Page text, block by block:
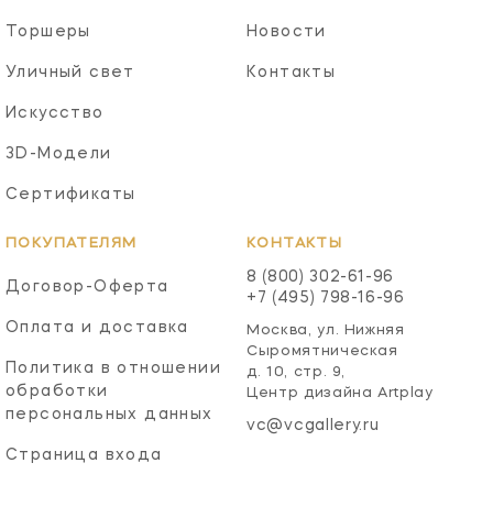
Торшеры
Уличный свет
Искусство
3D-Модели
Сертификаты
Новости
Контакты
ПОКУПАТЕЛЯМ
Договор-Оферта
Оплата и доставка
Политика в отношении
обработки
персональных данных
Страница входа
КОНТАКТЫ
8 (800) 302-61-96
+7 (495) 798-16-96
Москва, ул. Нижняя
Сыромятническая
д. 10, стр. 9,
Центр дизайна Artplay
vc@vcgallery.ru